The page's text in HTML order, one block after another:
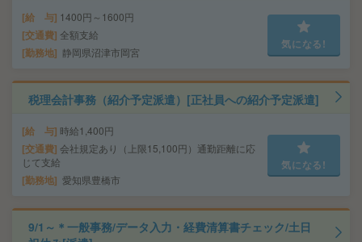
給 与 1400円～1600円
交通費 全額支給
勤務地 静岡県沼津市岡宮
気になる!
税理会計事務（紹介予定派遣）[正社員への紹介予定派遣]
給 与 時給1,400円
交通費 会社規定あり（上限15,100円）通勤距離に応
じて支給
勤務地 愛知県豊橋市
気になる!
9/1～＊一般事務/データ入力・経費清算書チェック/土日